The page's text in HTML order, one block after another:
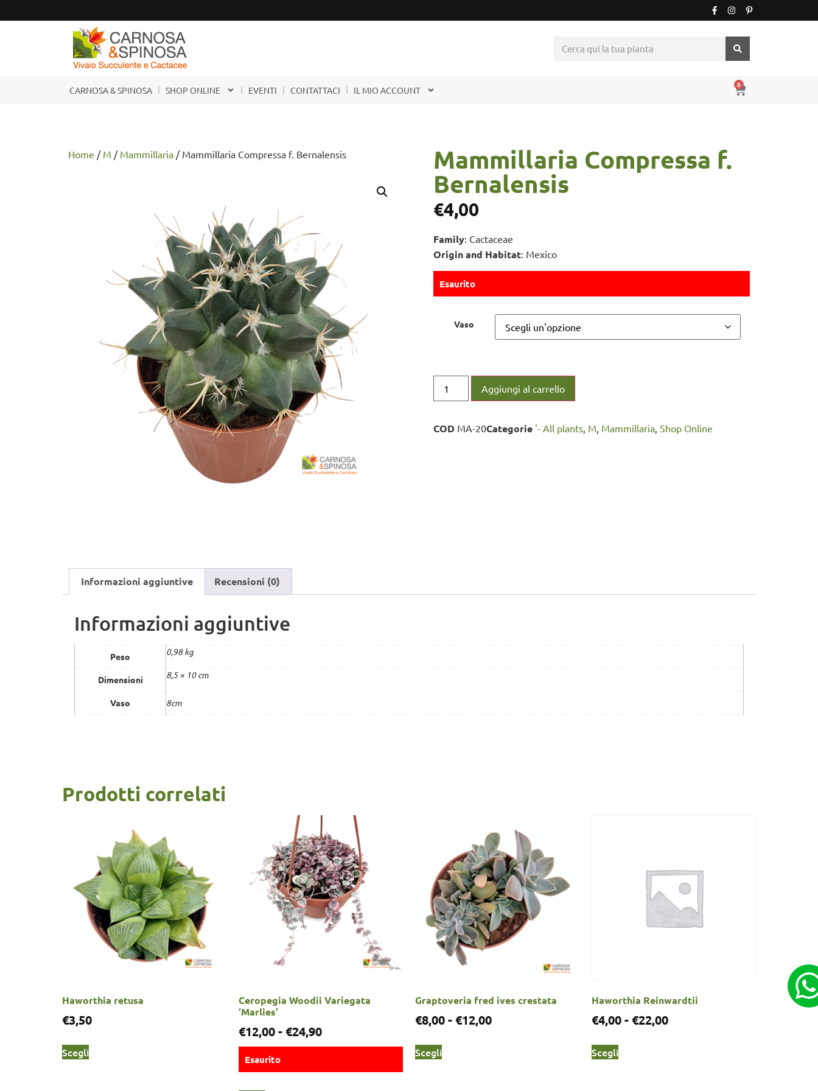
CARNOSA & SPINOSA SHOP ONLINE EVENTI CONTATTACI IL MIO ACCOUNT
0
Home / M / Mammillaria / Mammillaria Compressa f. Bernalensis Mammillaria Compressa f.
Bernalensis
€4,00
Family: Cactaceae
Origin and Habitat: Mexico
Esaurito
Vaso
Aggiungi al carrello
COD MA-20Categorie '- All plants M Mammillaria Shop Online
Informazioni aggiuntive Recensioni (0)
Informazioni aggiuntive
Peso 0,98 kg
Dimensioni 8,5 × 10 cm
Vaso 8cm
Prodotti correlati
Haworthia retusa
€3,50
Scegli
Ceropegia Woodii Variegata
‘Marlies’
€12,00- €24,90
Esaurito
Graptoveria fred ives crestata
€8,00- €12,00
Scegli
Haworthia Reinwardtii
€4,00- €22,00
Scegli